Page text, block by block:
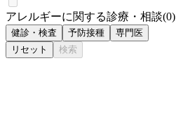
アレルギーに関する診療・相談(0)
健診・検査 予防接種
専門医
リセット
検索